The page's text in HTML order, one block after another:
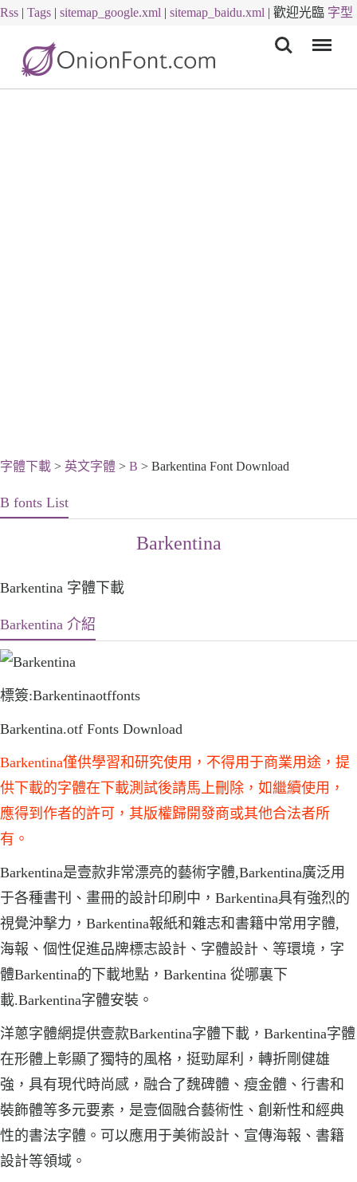
Rss | Tags | sitemap_google.xml | sitemap_baidu.xml | 歡迎光臨 字型
字體下載 > 英文字體 > B > Barkentina Font Download
B fonts List
Barkentina
Barkentina 字體下載
Barkentina 介紹
標簽:Barkentinaotffonts
Barkentina.otf Fonts Download
Barkentina僅供學習和研究使用，不得用于商業用途，提
供下載的字體在下載測試後請馬上刪除，如繼續使用，
應得到作者的許可，其版權歸開發商或其他合法者所
有。
Barkentina是壹款非常漂亮的藝術字體,Barkentina廣泛用
于各種書刊、畫冊的設計印刷中，Barkentina具有強烈的
視覺沖擊力，Barkentina報紙和雜志和書籍中常用字體,
海報、個性促進品牌標志設計、字體設計、等環境，字
體Barkentina的下載地點，Barkentina 從哪裏下
載.Barkentina字體安裝。
洋蔥字體網提供壹款Barkentina字體下載，Barkentina字體
在形體上彰顯了獨特的風格，挺勁犀利，轉折剛健雄
強，具有現代時尚感，融合了魏碑體、瘦金體、行書和
裝飾體等多元要素，是壹個融合藝術性、創新性和經典
性的書法字體。可以應用于美術設計、宣傳海報、書籍
設計等領域。